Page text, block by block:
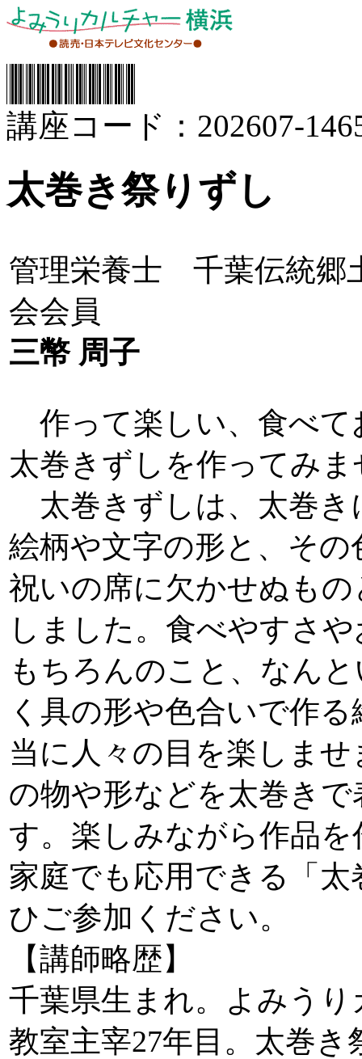
講座コード：202607-
太巻き祭りずし
管理栄養士 千葉伝統郷
会会員
三幣 周子
作って楽しい、食べて
太巻きずしを作ってみ
太巻きずしは、太巻き
絵柄や文字の形と、その
祝いの席に欠かせぬも
しました。食べやすさ
もちろんのこと、なん
く具の形や色合いで作
当に人々の目を楽しませ
の物や形などを太巻きで
す。楽しみながら作品
家庭でも応用できる「太
ひご参加ください。
【講師略歴】
千葉県生まれ。よみう
教室主宰27年目。太巻き